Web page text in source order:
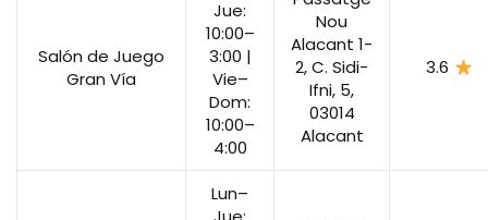
Salón de Juego
Gran Vía
Jue:
10:00–
3:00 |
Vie–
Dom:
10:00–
4:00
Nou
Alacant 1-
2, C. Sidi-
Ifni, 5,
03014
Alacant
3.6
Lun–